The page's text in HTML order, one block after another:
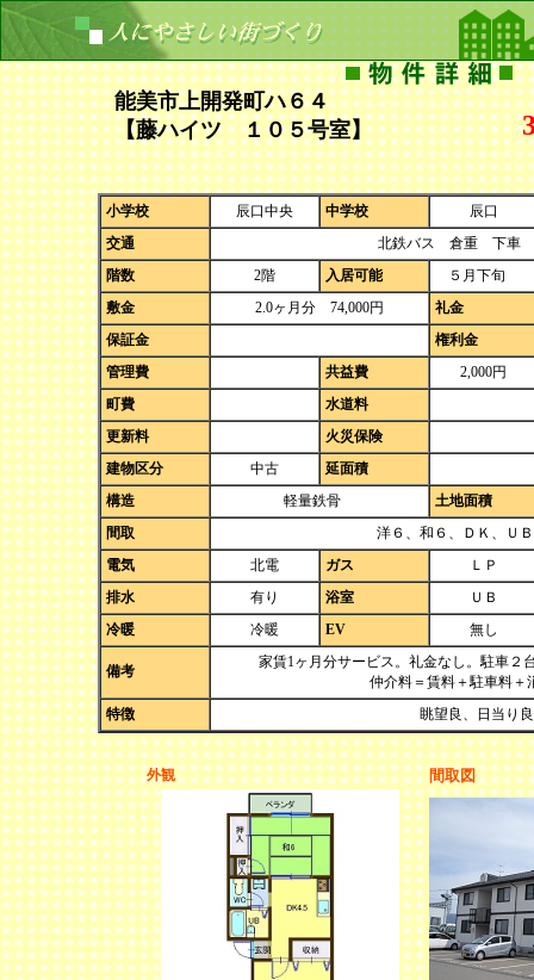
能美市上開発町ハ６４
【藤ハイツ １０５号室】
小学校 辰口中央 中学校
辰口
交通
北鉄バス 倉重 下車
階数
2階 入居可能
５月下旬
敷金
2.0ヶ月分 74,000円
礼金
保証金
権利金
管理費
共益費
2,000円
町費
水道料
更新料
火災保険
建物区分
中古
延面積
構造
軽量鉄骨
土地面積
間取
洋６、和６、ＤＫ、Ｕ
電気
北電 ガス
ＬＰ
排水
有り 浴室
ＵＢ
冷暖
冷暖 EV 無し
備考
家賃1ヶ月分サービス。礼金なし。駐車２
仲介料＝賃料＋駐車料＋
特徴
眺望良、日当り
外観 間取図